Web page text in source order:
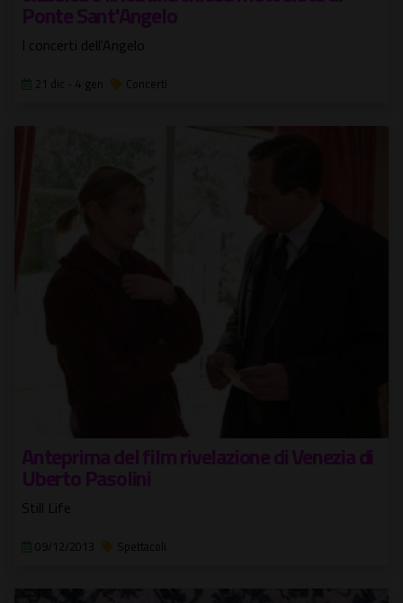
Ponte Sant'Angelo
I concerti dell'Angelo
21 dic - 4 gen Concerti
Anteprima del film rivelazione di Venezia di
Uberto Pasolini
Still Life
09/12/2013 Spettacoli